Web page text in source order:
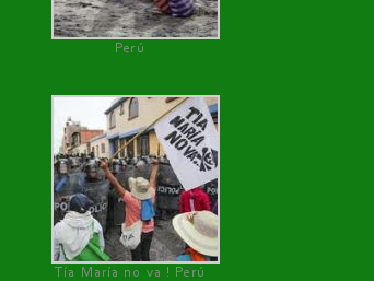
Perú
Tía María no va ! Perú